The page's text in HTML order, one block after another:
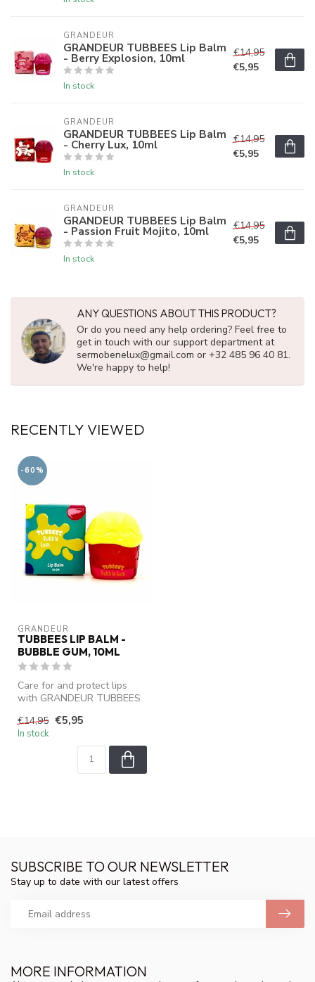
GRANDEUR
GRANDEUR TUBBEES Lip Balm
- Berry Explosion, 10ml
In stock
€14,95
€5,95
GRANDEUR
GRANDEUR TUBBEES Lip Balm
- Cherry Lux, 10ml
In stock
€14,95
€5,95
GRANDEUR
GRANDEUR TUBBEES Lip Balm
- Passion Fruit Mojito, 10ml
In stock
€14,95
€5,95
ANY QUESTIONS ABOUT THIS PRODUCT?
Or do you need any help ordering? Feel free to
get in touch with our support department at
sermobenelux@gmail.com or +32 485 96 40 81.
We're happy to help!
RECENTLY VIEWED
-60%
GRANDEUR
TUBBEES LIP BALM -
BUBBLE GUM, 10ML
Care for and protect lips
with GRANDEUR TUBBEES
balm i...
€14,95 €5,95
In stock
MORE INFORMATION
SUBSCRIBE TO OUR NEWSLETTER
Stay up to date with our latest offers